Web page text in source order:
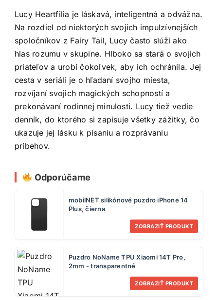
Lucy Heartfilia je láskavá, inteligentná a odvážna.
Na rozdiel od niektorých svojich impulzívnejších
spoločníkov z Fairy Tail, Lucy často slúži ako
hlas rozumu v skupine. Hlboko sa stará o svojich
priateľov a urobí čokoľvek, aby ich ochránila. Jej
cesta v seriáli je o hľadaní svojho miesta,
rozvíjaní svojich magických schopností a
prekonávaní rodinnej minulosti. Lucy tiež vedie
denník, do ktorého si zapisuje všetky zážitky, čo
ukazuje jej lásku k písaniu a rozprávaniu
príbehov.
Odporúčame
mobilNET silikónové puzdro iPhone 14
Plus, čierna
ZOBRAZIŤ PRODUKT
Puzdro NoName TPU Xiaomi 14T Pro,
2mm - transparentné
ZOBRAZIŤ PRODUKT